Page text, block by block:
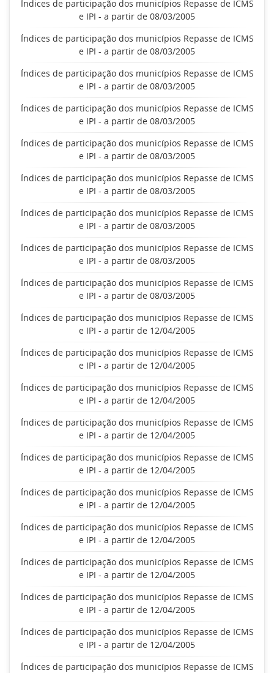
Índices de participação dos municípios Repasse de ICMS
e IPI - a partir de 08/03/2005
Índices de participação dos municípios Repasse de ICMS
e IPI - a partir de 08/03/2005
Índices de participação dos municípios Repasse de ICMS
e IPI - a partir de 08/03/2005
Índices de participação dos municípios Repasse de ICMS
e IPI - a partir de 08/03/2005
Índices de participação dos municípios Repasse de ICMS
e IPI - a partir de 08/03/2005
Índices de participação dos municípios Repasse de ICMS
e IPI - a partir de 08/03/2005
Índices de participação dos municípios Repasse de ICMS
e IPI - a partir de 08/03/2005
Índices de participação dos municípios Repasse de ICMS
e IPI - a partir de 08/03/2005
Índices de participação dos municípios Repasse de ICMS
e IPI - a partir de 08/03/2005
Índices de participação dos municípios Repasse de ICMS
e IPI - a partir de 12/04/2005
Índices de participação dos municípios Repasse de ICMS
e IPI - a partir de 12/04/2005
Índices de participação dos municípios Repasse de ICMS
e IPI - a partir de 12/04/2005
Índices de participação dos municípios Repasse de ICMS
e IPI - a partir de 12/04/2005
Índices de participação dos municípios Repasse de ICMS
e IPI - a partir de 12/04/2005
Índices de participação dos municípios Repasse de ICMS
e IPI - a partir de 12/04/2005
Índices de participação dos municípios Repasse de ICMS
e IPI - a partir de 12/04/2005
Índices de participação dos municípios Repasse de ICMS
e IPI - a partir de 12/04/2005
Índices de participação dos municípios Repasse de ICMS
e IPI - a partir de 12/04/2005
Índices de participação dos municípios Repasse de ICMS
e IPI - a partir de 12/04/2005
Índices de participação dos municípios Repasse de ICMS